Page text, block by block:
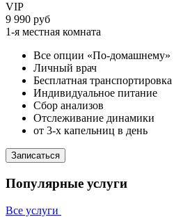
VIP
9 990 руб
1-я местная комната
Все опции «По-домашнему»
Личный врач
Бесплатная транспортировка
Индивидуальное питание
Сбор анализов
Отслеживание динамики
от 3-х капельниц в день
Записаться
Популярные услуги
Все услуги